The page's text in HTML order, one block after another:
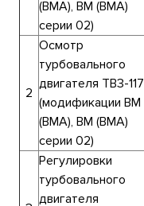
(ВМА), ВМ (ВМА)
серии 02)
2
Осмотр
турбовального
двигателя ТВ3-117
(модификации ВМ
(ВМА), ВМ (ВМА)
серии 02)
Регулировки
турбовального
двигателя